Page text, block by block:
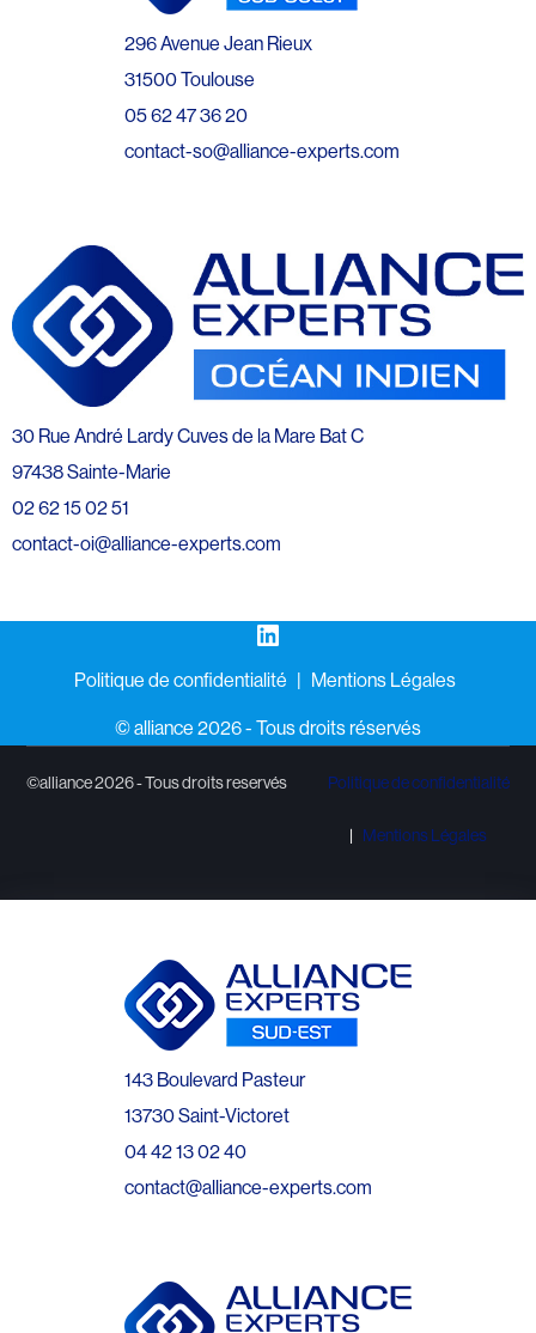
296 Avenue Jean Rieux
31500 Toulouse
05 62 47 36 20
contact-so@alliance-experts.com
30 Rue André Lardy Cuves de la Mare Bat C
97438 Sainte-Marie
02 62 15 02 51
contact-oi@alliance-experts.com
LinkedIn
Politique de confidentialité
Mentions Légales
©️ alliance 2026 - Tous droits réservés
©alliance 2026 - Tous droits reservés Politique de confidentialité
Mentions Légales
143 Boulevard Pasteur
13730 Saint-Victoret
04 42 13 02 40
contact@alliance-experts.com